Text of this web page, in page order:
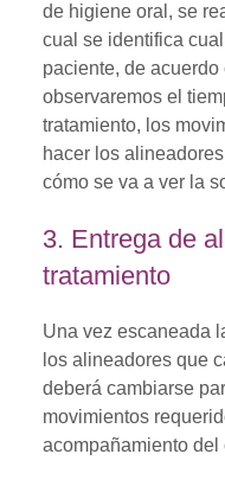
de higiene oral, se
cual se identifica
paciente, de
observaremos el
tratamiento, los
hacer los
cómo se va a ver la
3. Entrega de
tratamiento
Una vez escaneada
los alineadores que
deberá cambiarse
movimientos
acompañamiento del